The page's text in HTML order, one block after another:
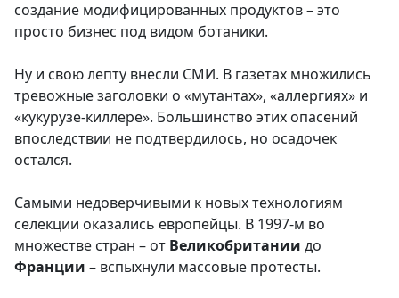
создание модифицированных продуктов – это
просто бизнес под видом ботаники.
Ну и свою лепту внесли СМИ. В газетах множились
тревожные заголовки о «мутантах», «аллергиях» и
«кукурузе-киллере». Большинство этих опасений
впоследствии не подтвердилось, но осадочек
остался.
Самыми недоверчивыми к новых технологиям
селекции оказались европейцы. В 1997-м во
множестве стран – от Великобритании до
Франции – вспыхнули массовые протесты.